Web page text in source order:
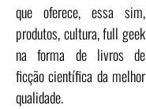
que oferece, essa sim,
produtos, cultura, full geek
na forma de livros de
ficção científica da melhor
qualidade.